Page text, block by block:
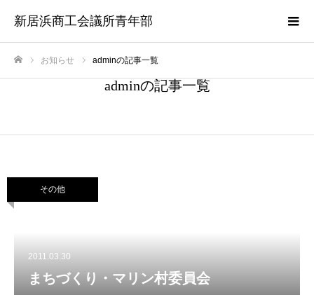
新居浜商工会議所青年部
お知らせ adminの記事一覧
adminの記事一覧
その他
2011.03.30
まちづくり・マリン村委員会